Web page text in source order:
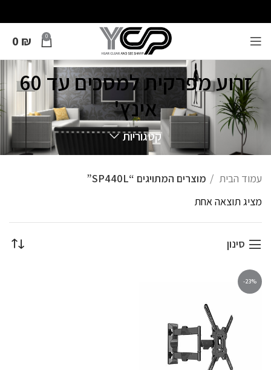
0
0 ₪
זרוע מפרקית למסכים עד 60
אינץ'
קטגוריות
עמוד הבית
מוצרים המתויגים “SP440L”
מציג תוצאה אחת
סינון
-23%